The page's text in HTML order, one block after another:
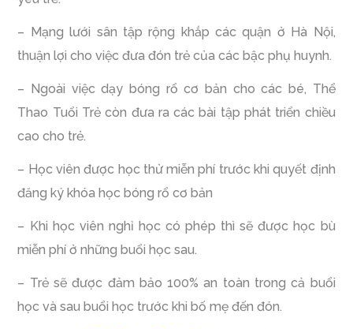
– Mạng lưới sân tập rộng khắp các quận ở Hà Nội,
thuận lợi cho việc đưa đón trẻ của các bậc phụ huynh.
– Ngoài việc dạy bóng rổ cơ bản cho các bé, Thể
Thao Tuổi Trẻ còn đưa ra các bài tập phát triển chiều
cao cho trẻ.
– Học viên được học thử miễn phí trước khi quyết định
đăng ký khóa học bóng rổ cơ bản
– Khi học viên nghỉ học có phép thì sẽ được học bù
miễn phí ở những buổi học sau.
– Trẻ sẽ được đảm bảo 100% an toàn trong cả buổi
học và sau buổi học trước khi bố mẹ đến đón.